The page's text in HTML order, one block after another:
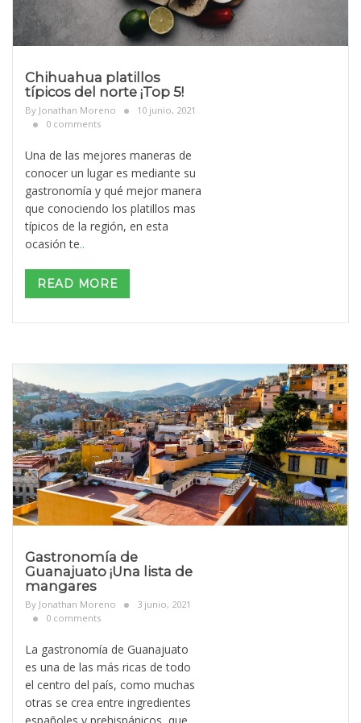
Chihuahua platillos
típicos del norte ¡Top 5!
By Jonathan Moreno
10 junio, 2021
0 comments
Una de las mejores maneras de
conocer un lugar es mediante su
gastronomía y qué mejor manera
que conociendo los platillos mas
típicos de la región, en esta
ocasión te..
READ MORE
Gastronomía de
Guanajuato ¡Una lista de
mangares
By Jonathan Moreno
3 junio, 2021
0 comments
La gastronomía de Guanajuato
es una de las más ricas de todo
el centro del país, como muchas
otras se crea entre ingredientes